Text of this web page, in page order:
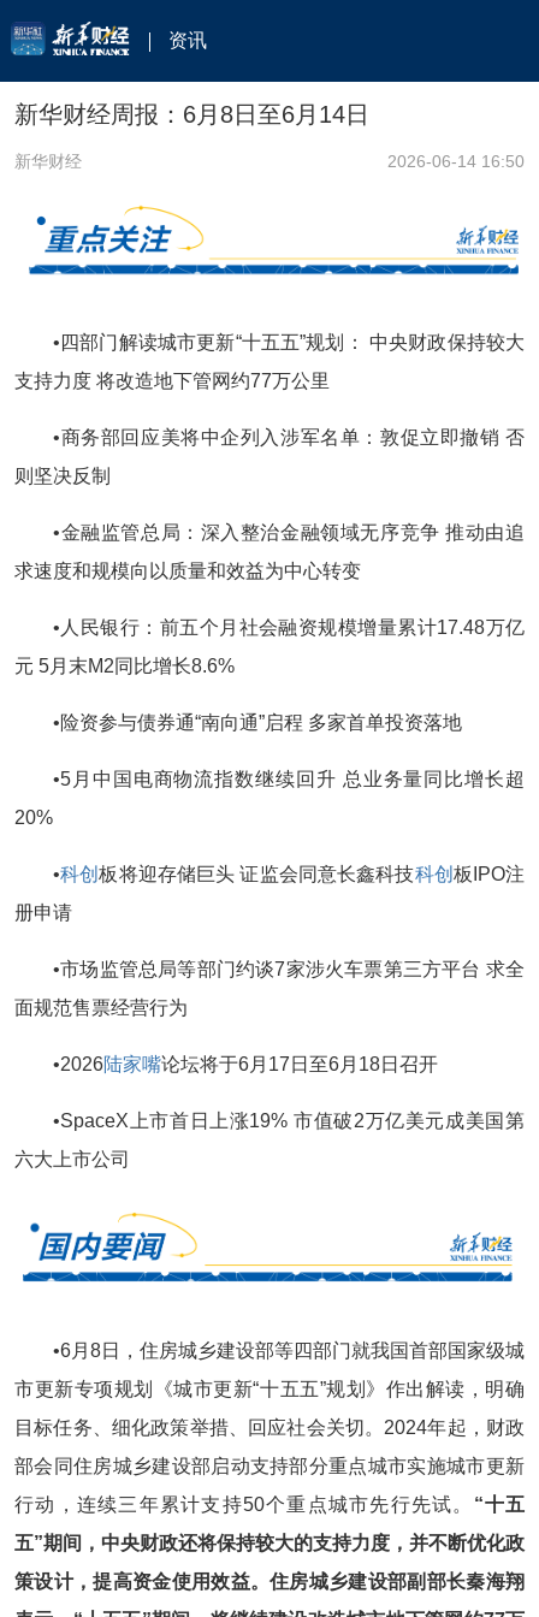
资讯
新华财经周报：6月8日至6月14日
新华财经 2026-06-14 16:50
•四部门解读城市更新“十五五”规划： 中央财政保持较大
支持力度 将改造地下管网约77万公里
•商务部回应美将中企列入涉军名单：敦促立即撤销 否
则坚决反制
•金融监管总局：深入整治金融领域无序竞争 推动由追
求速度和规模向以质量和效益为中心转变
•人民银行：前五个月社会融资规模增量累计17.48万亿
元 5月末M2同比增长8.6%
•险资参与债券通“南向通”启程 多家首单投资落地
•5月中国电商物流指数继续回升 总业务量同比增长超
20%
•科创板将迎存储巨头 证监会同意长鑫科技科创 板IPO注
册申请
•市场监管总局等部门约谈7家涉火车票第三方平台 求全
面规范售票经营行为
•2026陆家嘴论坛将于6月17日至6月18日召开
•SpaceX上市首日上涨19% 市值破2万亿美元成美国第
六大上市公司
•6月8日，住房城乡建设部等四部门就我国首部国家级城
市更新专项规划《城市更新“十五五”规划》作出解读，明确
目标任务、细化政策举措、回应社会关切。2024年起，财政
部会同住房城乡建设部启动支持部分重点城市实施城市更新
行动，连续三年累计支持50个重点城市先行先试。 “十五
五”期间，中央财政还将保持较大的支持力度，并不断优化政
策设计，提高资金使用效益。住房城乡建设部副部长秦海翔